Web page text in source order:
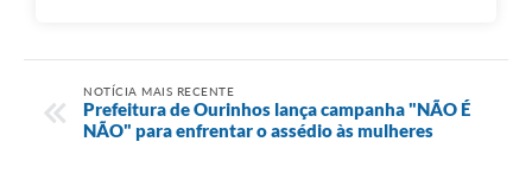
NOTÍCIA MAIS RECENTE
Prefeitura de Ourinhos lança campanha "NÃO É
NÃO" para enfrentar o assédio às mulheres